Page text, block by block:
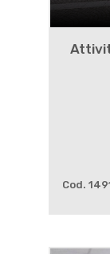
Cod.